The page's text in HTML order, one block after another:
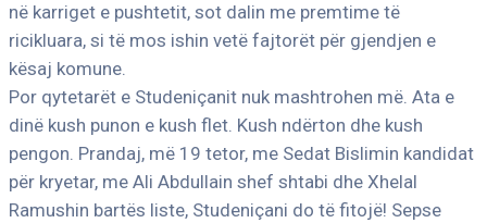
në karriget e pushtetit, sot dalin me premtime të
ricikluara, si të mos ishin vetë fajtorët për gjendjen e
kësaj komune.
Por qytetarët e Studeniçanit nuk mashtrohen më. Ata e
dinë kush punon e kush flet. Kush ndërton dhe kush
pengon. Prandaj, më 19 tetor, me Sedat Bislimin kandidat
për kryetar, me Ali Abdullain shef shtabi dhe Xhelal
Ramushin bartës liste, Studeniçani do të fitojë! Sepse